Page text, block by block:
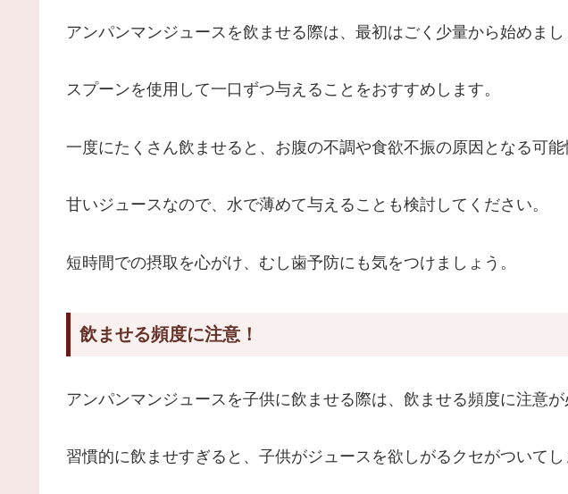
アンパンマンジュースを飲ませる際は、最初はごく少量から始めまし
スプーンを使用して一口ずつ与えることをおすすめします。
一度にたくさん飲ませると、お腹の不調や食欲不振の原因となる可能
甘いジュースなので、水で薄めて与えることも検討してください。
短時間での摂取を心がけ、むし歯予防にも気をつけましょう。
飲ませる頻度に注意！
アンパンマンジュースを子供に飲ませる際は、飲ませる頻度に注意が
習慣的に飲ませすぎると、子供がジュースを欲しがるクセがついてし